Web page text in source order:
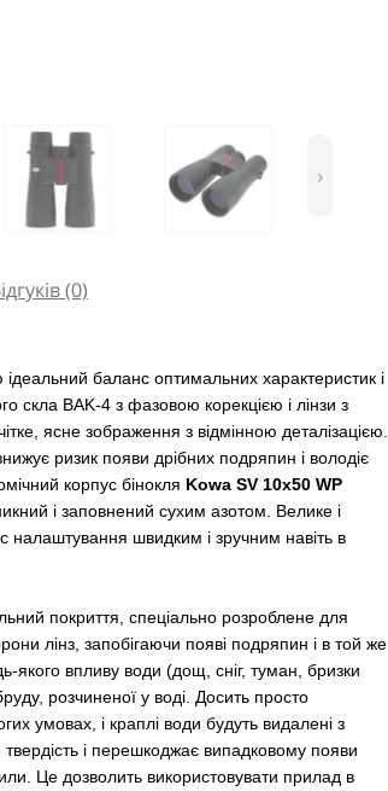
›
(0)
ідеальний баланс оптимальних характеристик і
скла BAK-4 з фазовою корекцією і лінзи з
ясне зображення з відмінною деталізацією.
ризик появи дрібних подряпин і володіє
корпус бінокля Kowa SV 10x50 WP
і заповнений сухим азотом. Велике і
швидким і зручним навіть в
покриття, спеціально розроблене для
лінз, запобігаючи появі подряпин і в той же
якого впливу води (дощ, сніг, туман, бризки
розчиненої у воді. Досить просто
умовах, і краплі води будуть видалені з
і перешкоджає випадковому появи
Це дозволить використовувати прилад в